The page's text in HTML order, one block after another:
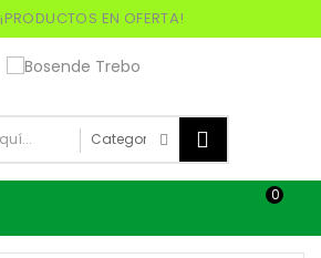
¡PRODUCTOS EN OFERTA!
0